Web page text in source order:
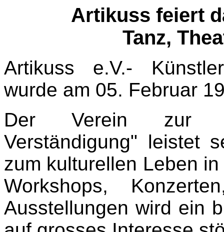
Artikuss feiert
Tanz,
Artikuss e.V.-
wurde am 05. Februar
Der Verein zur
Verständigung" leistet
zum kulturellen Leben
Workshops,
Ausstellungen wird ein